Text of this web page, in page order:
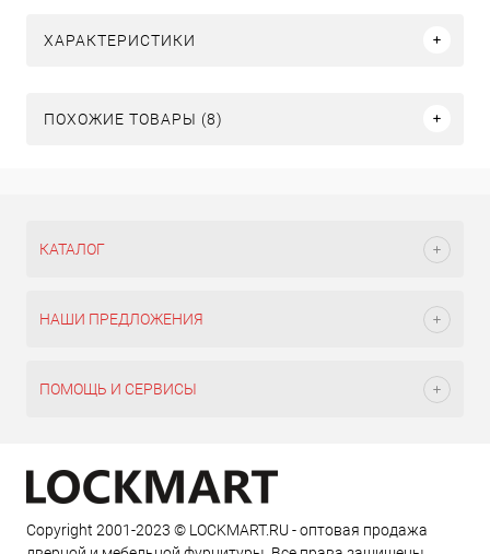
ХАРАКТЕРИСТИКИ
ПОХОЖИЕ ТОВАРЫ (8)
КАТАЛОГ
НАШИ ПРЕДЛОЖЕНИЯ
ПОМОЩЬ И СЕРВИСЫ
Copyright 2001-2023 © LOCKMART.RU - оптовая продажа